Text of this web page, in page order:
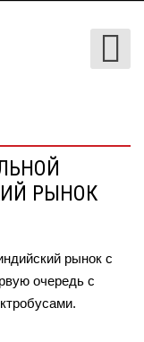
РЫНОК
рынок с
очередь с